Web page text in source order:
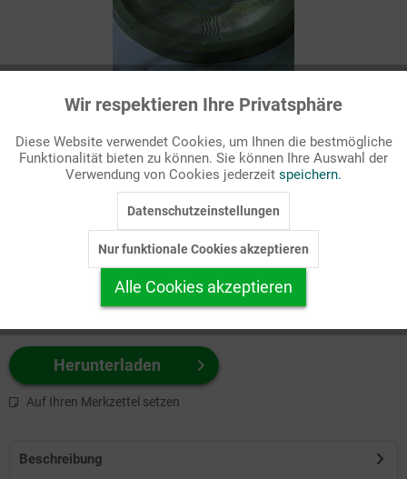
Passende Stichworte
Taufe, Titelbilder
zuerst Ihr Produktformat aus.
z.B. Farbe-Grafik, Schwarz-Weiß-Grafik, mit/ohne Text ...
Herunterladen
Auf Ihren Merkzettel setzen
Beschreibung
Funktionale Aktiv
Marketing Inaktiv
Personalisierung Inaktiv
Service
Wir respektieren Ihre Privatsphäre
Diese Website verwendet Cookies, um Ihnen die bestmögliche
Funktionalität bieten zu können. Sie können Ihre Auswahl der
Verwendung von Cookies jederzeit speichern.
Datenschutzeinstellungen
Nur funktionale Cookies akzeptieren
Alle Cookies akzeptieren